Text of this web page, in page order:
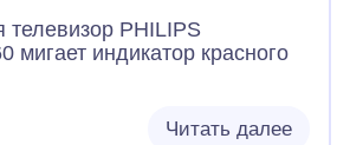
телевизор PHILIPS
мигает индикатор красного
Читать далее